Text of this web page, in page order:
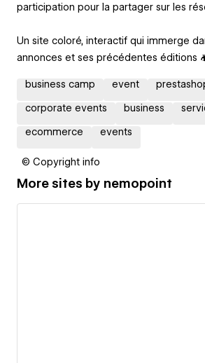
participation pour la partager sur les
Un site coloré, interactif qui immerge
annonces et ses précédentes éditions
business camp event
corporate events business
ecommerce events
© Copyright info
More sites by nemopoint